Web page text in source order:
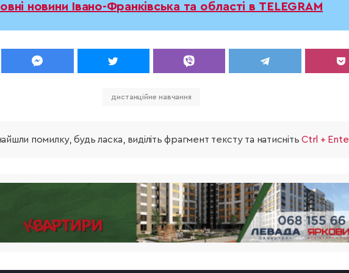
новини Івано-Франківська та області в TELEGRAM
дистанційне навчання
помилку, будь ласка, виділіть фрагмент тексту та натиснітьCtrl +